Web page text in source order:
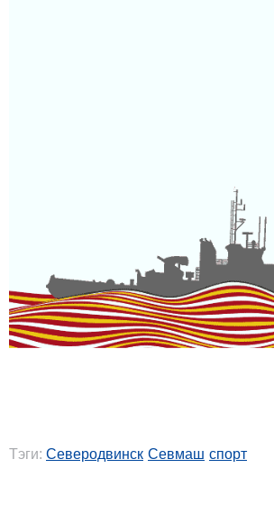
Тэги: Северодвинск Севмаш спорт